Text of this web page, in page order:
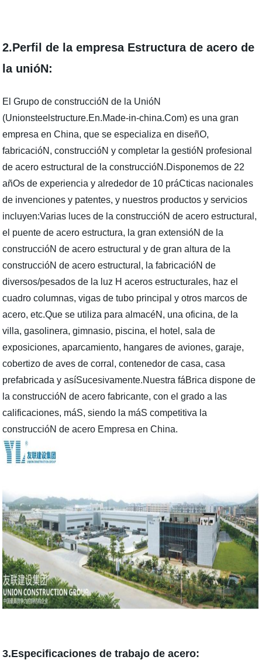
2.Perfil de la empresa Estructura de acero de
la unióN:
El Grupo de construccióN de la UnióN
(Unionsteelstructure.En.Made-in-china.Com) es una gran
empresa en China, que se especializa en diseñO,
fabricacióN, construccióN y completar la gestióN profesional
de acero estructural de la construccióN.Disponemos de 22
añOs de experiencia y alrededor de 10 práCticas nacionales
de invenciones y patentes, y nuestros productos y servicios
incluyen:Varias luces de la construccióN de acero estructural,
el puente de acero estructura, la gran extensióN de la
construccióN de acero estructural y de gran altura de la
construccióN de acero estructural, la fabricacióN de
diversos/pesados de la luz H aceros estructurales, haz el
cuadro columnas, vigas de tubo principal y otros marcos de
acero, etc.Que se utiliza para almacéN, una oficina, de la
villa, gasolinera, gimnasio, piscina, el hotel, sala de
exposiciones, aparcamiento, hangares de aviones, garaje,
cobertizo de aves de corral, contenedor de casa, casa
prefabricada y asíSucesivamente.Nuestra fáBrica dispone de
la construccióN de acero fabricante, con el grado a las
calificaciones, máS, siendo la máS competitiva la
construccióN de acero Empresa en China.
3.Especificaciones de trabajo de acero: